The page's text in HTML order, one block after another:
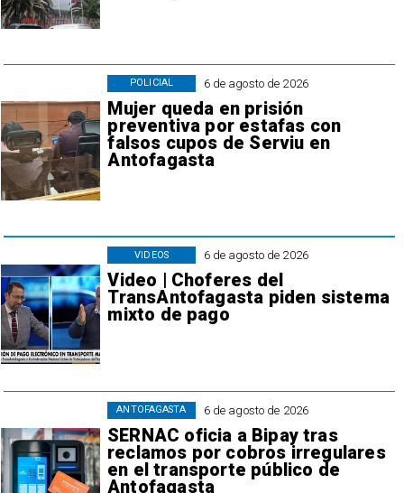
6 de agosto de 2026
Mujer queda en prisión
preventiva por estafas con
falsos cupos de Serviu en
Antofagasta
POLICIAL
6 de agosto de 2026
Video | Choferes del
TransAntofagasta piden sistema
mixto de pago
VIDEOS
6 de agosto de 2026
SERNAC oficia a Bipay tras
reclamos por cobros irregulares
en el transporte público de
Antofagasta
ANTOFAGASTA